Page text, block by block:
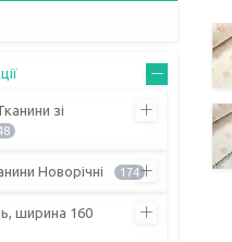
зі
Новорічні 174
ширина 160